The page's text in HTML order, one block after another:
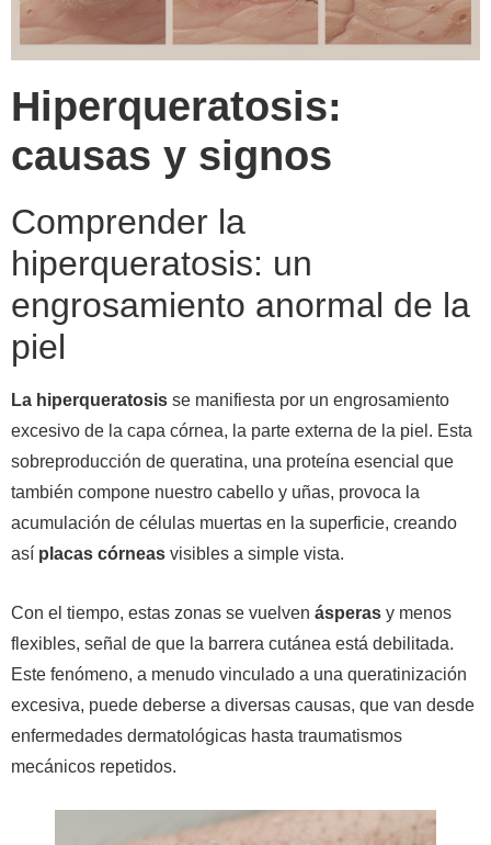
Hiperqueratosis:
causas y signos
Comprender la
hiperqueratosis: un
engrosamiento anormal de la
piel
La hiperqueratosis se manifiesta por un engrosamiento
excesivo de la capa córnea, la parte externa de la piel. Esta
sobreproducción de queratina, una proteína esencial que
también compone nuestro cabello y uñas, provoca la
acumulación de células muertas en la superficie, creando
así placas córneas visibles a simple vista.
Con el tiempo, estas zonas se vuelven ásperas y menos
flexibles, señal de que la barrera cutánea está debilitada.
Este fenómeno, a menudo vinculado a una queratinización
excesiva, puede deberse a diversas causas, que van desde
enfermedades dermatológicas hasta traumatismos
mecánicos repetidos.